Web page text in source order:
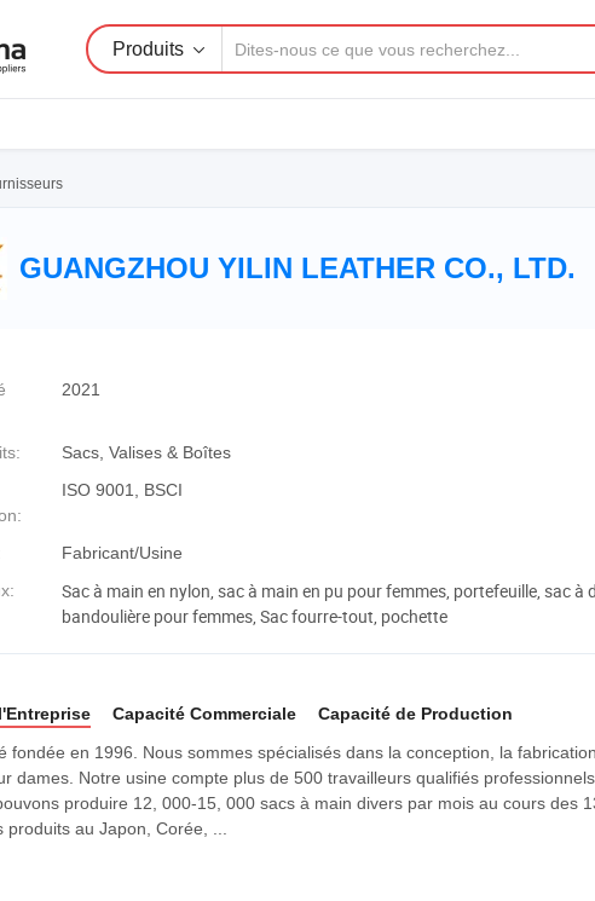
Produits
GUANGZHOU YILIN LEATHER CO., LTD.
2021
Sacs, Valises & Boîtes
ISO 9001, BSCI
Fabricant/Usine
Sac à main en nylon, sac à main en pu pour femmes, portefeuille, sac à
bandoulière pour femmes, Sac fourre-tout, pochette
Capacité Commerciale
Capacité de Production
fondée en 1996. Nous sommes spécialisés dans la conception, la
dames. Notre usine compte plus de 500 travailleurs qualifiés
produire 12, 000-15, 000 sacs à main divers par mois au cours des
au Japon, Corée, ...